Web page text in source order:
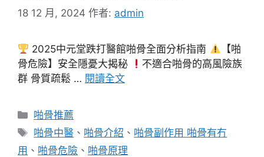
18 12 月, 2024 作者: admin
2025中元堂跌打醫館啪骨全面分析指南
【啪
骨危險】安全隱憂大揭秘
不適合啪骨的高風險族
群 骨質疏鬆 … 閱讀全文
分
類
啪骨推薦
標
籤
啪骨中醫 、 啪骨介紹 、 啪骨副作用 啪骨有冇
用 、 啪骨危險 、 啪骨原理